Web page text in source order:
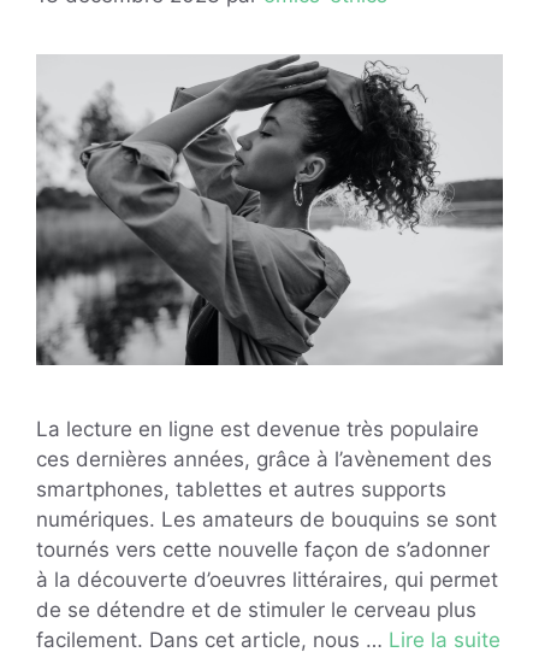
La lecture en ligne est devenue très populaire
ces dernières années, grâce à l’avènement des
smartphones, tablettes et autres supports
numériques. Les amateurs de bouquins se sont
tournés vers cette nouvelle façon de s’adonner
à la découverte d’oeuvres littéraires, qui permet
de se détendre et de stimuler le cerveau plus
facilement. Dans cet article, nous … Lire la suite